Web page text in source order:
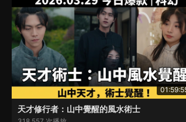
天才修行者：山中覺醒的風水術士